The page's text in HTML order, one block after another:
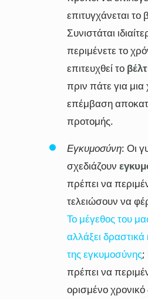
επιτυγχάνεται το
Συνιστάται
περιμένετε το
επιτευχθεί το
πριν πάτε για μια
επέμβαση
προτομής.
Εγκυμοσύνη: Οι
σχεδιάζουν
πρέπει να
τελειώσουν να
Το μέγεθος του
αλλάξει δραστικά
της εγκυμοσύνης;
πρέπει να
ορισμένο